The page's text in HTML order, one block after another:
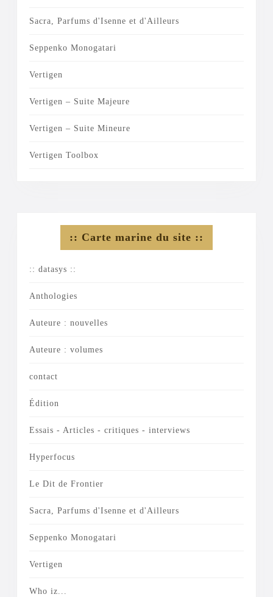
Sacra, Parfums d'Isenne et d'Ailleurs
Seppenko Monogatari
Vertigen
Vertigen – Suite Majeure
Vertigen – Suite Mineure
Vertigen Toolbox
:: Carte marine du site ::
:: datasys ::
Anthologies
Auteure : nouvelles
Auteure : volumes
contact
Édition
Essais - Articles - critiques - interviews
Hyperfocus
Le Dit de Frontier
Sacra, Parfums d'Isenne et d'Ailleurs
Seppenko Monogatari
Vertigen
Who iz...